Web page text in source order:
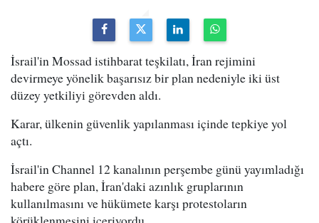
İsrail'in Mossad istihbarat teşkilatı, İran rejimini
devirmeye yönelik başarısız bir plan nedeniyle iki üst
düzey yetkiliyi görevden aldı.
Karar, ülkenin güvenlik yapılanması içinde tepkiye yol
açtı.
İsrail'in Channel 12 kanalının perşembe günü yayımladığı
habere göre plan, İran'daki azınlık gruplarının
kullanılmasını ve hükümete karşı protestoların